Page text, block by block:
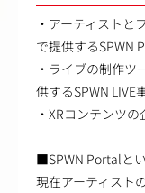
・アーティストと
で提供するSPWN
・ライブの制作ツ
供するSPWN LIVE
・XRコンテンツ
■SPWN Portalと
現在アーティスト